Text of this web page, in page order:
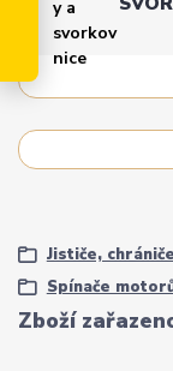
Zboží
Jističe,
Spínače